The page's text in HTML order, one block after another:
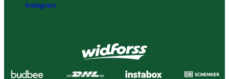
Instagram